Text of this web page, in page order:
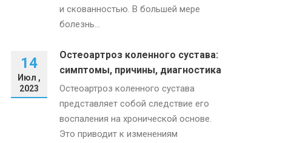
и скованностью. В большей мере
болезнь...
14
Июл ,
2023
Остеоартроз коленного сустава:
симптомы, причины, диагностика
Остеоартроз коленного сустава
представляет собой следствие его
воспаления на хронической основе.
Это приводит к изменениям